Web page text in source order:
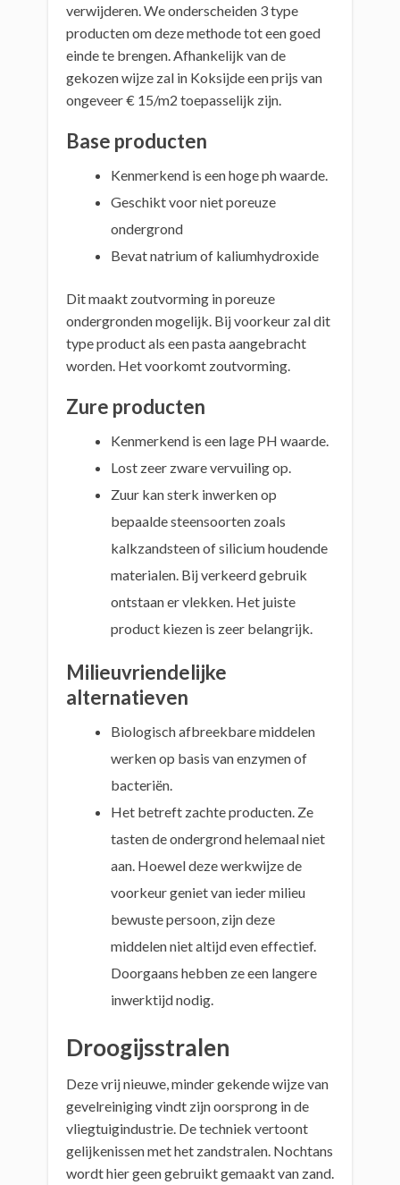
verwijderen. We onderscheiden 3 type
producten om deze methode tot een goed
einde te brengen. Afhankelijk van de
gekozen wijze zal in Koksijde een prijs van
ongeveer € 15/m2 toepasselijk zijn.
Base producten
Kenmerkend is een hoge ph waarde.
Geschikt voor niet poreuze
ondergrond
Bevat natrium of kaliumhydroxide
Dit maakt zoutvorming in poreuze
ondergronden mogelijk. Bij voorkeur zal dit
type product als een pasta aangebracht
worden. Het voorkomt zoutvorming.
Zure producten
Kenmerkend is een lage PH waarde.
Lost zeer zware vervuiling op.
Zuur kan sterk inwerken op
bepaalde steensoorten zoals
kalkzandsteen of silicium houdende
materialen. Bij verkeerd gebruik
ontstaan er vlekken. Het juiste
product kiezen is zeer belangrijk.
Milieuvriendelijke
alternatieven
Biologisch afbreekbare middelen
werken op basis van enzymen of
bacteriën.
Het betreft zachte producten. Ze
tasten de ondergrond helemaal niet
aan. Hoewel deze werkwijze de
voorkeur geniet van ieder milieu
bewuste persoon, zijn deze
middelen niet altijd even effectief.
Doorgaans hebben ze een langere
inwerktijd nodig.
Droogijsstralen
Deze vrij nieuwe, minder gekende wijze van
gevelreiniging vindt zijn oorsprong in de
vliegtuigindustrie. De techniek vertoont
gelijkenissen met het zandstralen. Nochtans
wordt hier geen gebruikt gemaakt van zand.